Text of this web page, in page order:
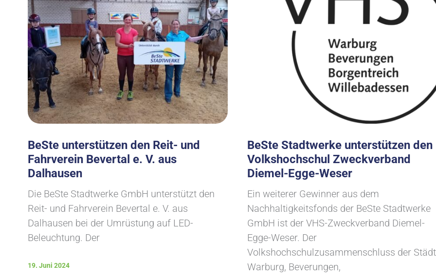
BeSte unterstützen den Reit- und
Fahrverein Bevertal e. V. aus
Dalhausen
Die BeSte Stadtwerke GmbH unterstützt den
Reit- und Fahrverein Bevertal e. V. aus
Dalhausen bei der Umrüstung auf LED-
Beleuchtung. Der
19. Juni 2024
BeSte Stadtwerke unterstützen den
Volkshochschul Zweckverband
Diemel-Egge-Weser
Ein weiterer Gewinner aus dem
Nachhaltigkeitsfonds der BeSte Stadtwerke
GmbH ist der VHS-Zweckverband Diemel-
Egge-Weser. Der
Volkshochschulzusammenschluss der
Warburg, Beverungen,